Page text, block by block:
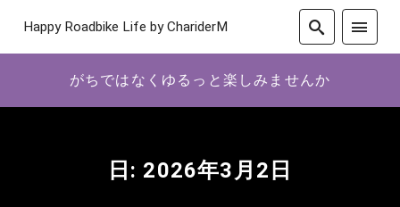
Happy Roadbike Life by ChariderM
がちではなくゆるっと楽しみませんか
日: 2026年3月2日